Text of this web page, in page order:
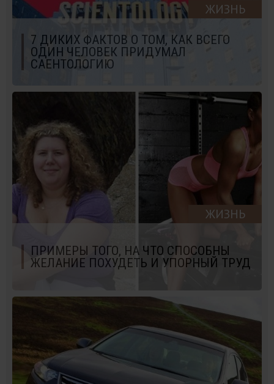
ЖИЗНЬ
7 ДИКИХ ФАКТОВ О ТОМ, КАК ВСЕГО
ОДИН ЧЕЛОВЕК ПРИДУМАЛ
САЕНТОЛОГИЮ
ЖИЗНЬ
ПРИМЕРЫ ТОГО, НА ЧТО СПОСОБНЫ
ЖЕЛАНИЕ ПОХУДЕТЬ И УПОРНЫЙ ТРУД